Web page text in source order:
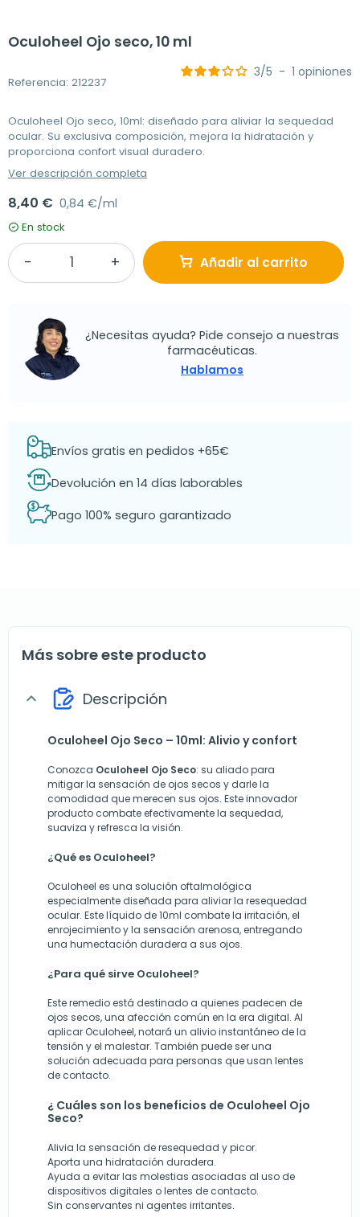
Oculoheel Ojo seco, 10 ml
Referencia: 212237
3/5 - 1 opiniones
Oculoheel Ojo seco, 10ml: diseñado para aliviar la sequedad
ocular. Su exclusiva composición, mejora la hidratación y
proporciona confort visual duradero.
Ver descripción completa
8,40 € 0,84 €/ml
En stock
Añadir al carrito
¿Necesitas ayuda? Pide consejo a nuestras
farmacéuticas.
Hablamos
Envíos gratis en pedidos +65€
Devolución en 14 días laborables
Pago 100% seguro garantizado
Más sobre este producto
expand_more Descripción
Oculoheel Ojo Seco – 10ml: Alivio y confort
Conozca Oculoheel Ojo Seco: su aliado para
mitigar la sensación de ojos secos y darle la
comodidad que merecen sus ojos. Este innovador
producto combate efectivamente la sequedad,
suaviza y refresca la visión.
¿Qué es Oculoheel?
Oculoheel es una solución oftalmológica
especialmente diseñada para aliviar la resequedad
ocular. Este líquido de 10ml combate la irritación, el
enrojecimiento y la sensación arenosa, entregando
una humectación duradera a sus ojos.
¿Para qué sirve Oculoheel?
Este remedio está destinado a quienes padecen de
ojos secos, una afección común en la era digital. Al
aplicar Oculoheel, notará un alivio instantáneo de la
tensión y el malestar. También puede ser una
solución adecuada para personas que usan lentes
de contacto.
¿ Cuáles son los beneficios de Oculoheel Ojo
Seco?
Alivia la sensación de resequedad y picor.
Aporta una hidratación duradera.
Ayuda a evitar las molestias asociadas al uso de
dispositivos digitales o lentes de contacto.
Sin conservantes ni agentes irritantes.